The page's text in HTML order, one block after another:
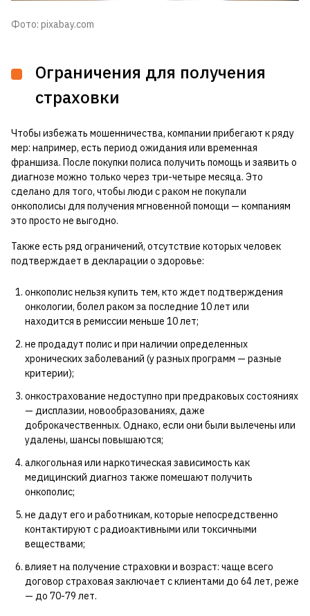
Фото: pixabay.com
Ограничения для получения
страховки
Чтобы избежать мошенничества, компании прибегают к ряду
мер: например, есть период ожидания или временная
франшиза. После покупки полиса получить помощь и заявить о
диагнозе можно только через три-четыре месяца. Это
сделано для того, чтобы люди с раком не покупали
онкополисы для получения мгновенной помощи — компаниям
это просто не выгодно.
Также есть ряд ограничений, отсутствие которых человек
подтверждает в декларации о здоровье:
онкополис нельзя купить тем, кто ждет подтверждения
онкологии, болел раком за последние 10 лет или
находится в ремиссии меньше 10 лет;
не продадут полис и при наличии определенных
хронических заболеваний (у разных программ — разные
критерии);
онкострахование недоступно при предраковых состояниях
— дисплазии, новообразованиях, даже
доброкачественных. Однако, если они были вылечены или
удалены, шансы повышаются;
алкогольная или наркотическая зависимость как
медицинский диагноз также помешают получить
онкополис;
не дадут его и работникам, которые непосредственно
контактируют с радиоактивными или токсичными
веществами;
влияет на получение страховки и возраст: чаще всего
договор страховая заключает с клиентами до 64 лет, реже
— до 70-79 лет.